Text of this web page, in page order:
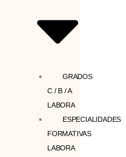
GRADOS
C / B / A
LABORA
ESPECIALIDADES
FORMATIVAS
LABORA